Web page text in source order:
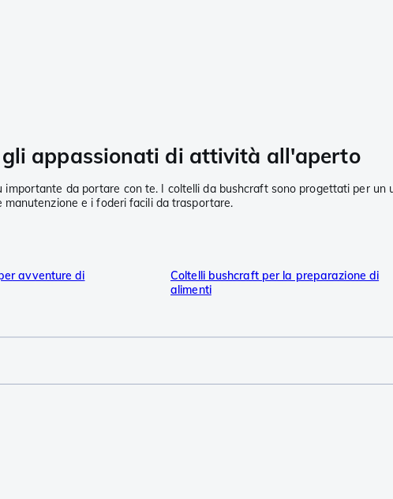
appassionati di attività all'aperto
da portare con te. I coltelli da bushcraft sono progettati per un
e i foderi facili da trasportare.
avventure di
Coltelli bushcraft per la preparazione di
alimenti